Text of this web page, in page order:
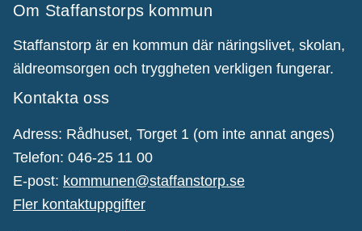
Om Staffanstorps kommun
Staffanstorp är en kommun där näringslivet, skolan,
äldreomsorgen och tryggheten verkligen fungerar.
Kontakta oss
Adress: Rådhuset, Torget 1 (om inte annat anges)
Telefon: 046-25 11 00
E-post: kommunen@staffanstorp.se
Fler kontaktuppgifter